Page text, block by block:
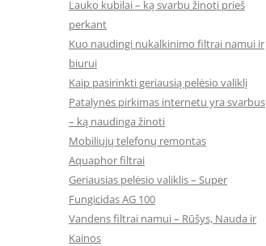
Lauko kubilai – ką svarbu žinoti prieš
perkant
Kuo naudingi nukalkinimo filtrai namui ir
biurui
Kaip pasirinkti geriausią pelėsio valiklį
Patalynės pirkimas internetu yra svarbus
– ką naudinga žinoti
Mobiliųjų telefonų remontas
Aquaphor filtrai
Geriausias pelėsio valiklis – Super
Fungicidas AG 100
Vandens filtrai namui – Rūšys, Nauda ir
Kainos